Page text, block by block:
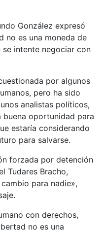
González expresó
no es una moneda de
intente negociar con
por algunos
pero ha sido
analistas políticos,
buena oportunidad para
estaría considerando
para salvarse.
forzada por detención
Tudares Bracho,
para nadie»,
con derechos,
no es una